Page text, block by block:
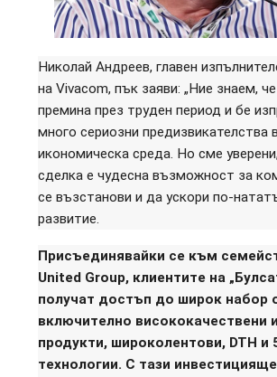
Николай Андреев, главен
на Vivacom, пък заяви: „Ние знаем,
премина през труден период и бе
много сериозни предизвикателства
икономическа среда. Но сме
сделка е чудесна възможност за
се възстанови и да ускори по-
развитие.
Присъединявайки се към
United Group, клиентите на
получат достъп до широк набор
включително висококачествени
продукти, широколентови, DTH и
технологии. С тази